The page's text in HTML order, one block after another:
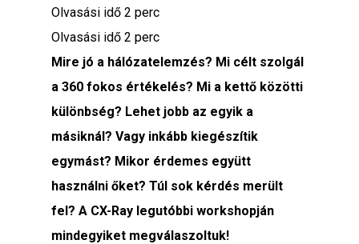
Olvasási idő 2 perc
Olvasási idő 2 perc
Mire jó a hálózatelemzés? Mi célt szolgál
a 360 fokos értékelés? Mi a kettő közötti
különbség? Lehet jobb az egyik a
másiknál? Vagy inkább kiegészítik
egymást? Mikor érdemes együtt
használni őket? Túl sok kérdés merült
fel? A CX-Ray legutóbbi workshopján
mindegyiket megválaszoltuk!